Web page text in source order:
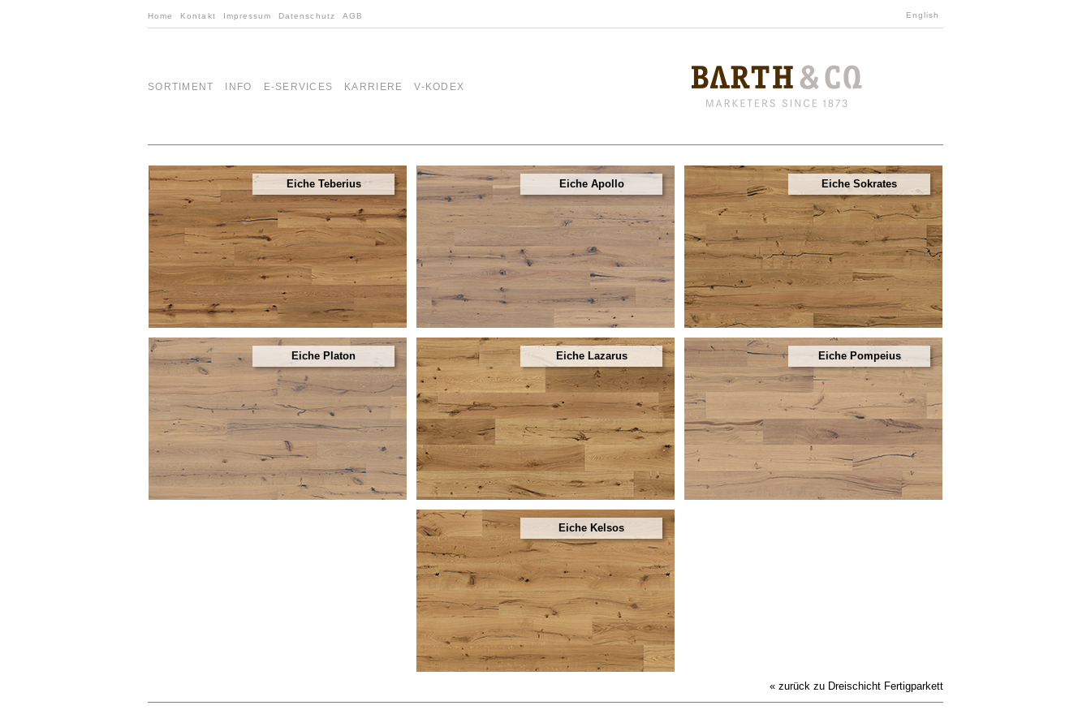
Home Kontakt Impressum Datenschutz AGB English
SORTIMENT INFO E-SERVICES KARRIERE V-KODEX
Eiche Teberius Eiche Apollo Eiche Sokrates
Eiche Platon Eiche Lazarus Eiche Pompeius
Eiche Kelsos
« zurück zu Dreischicht Fertigparkett